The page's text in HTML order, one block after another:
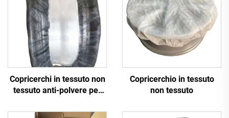
Copricerchi in tessuto non
tessuto anti-polvere per
cerchioni, parafanghi
Copricerchio in tessuto
non tessuto